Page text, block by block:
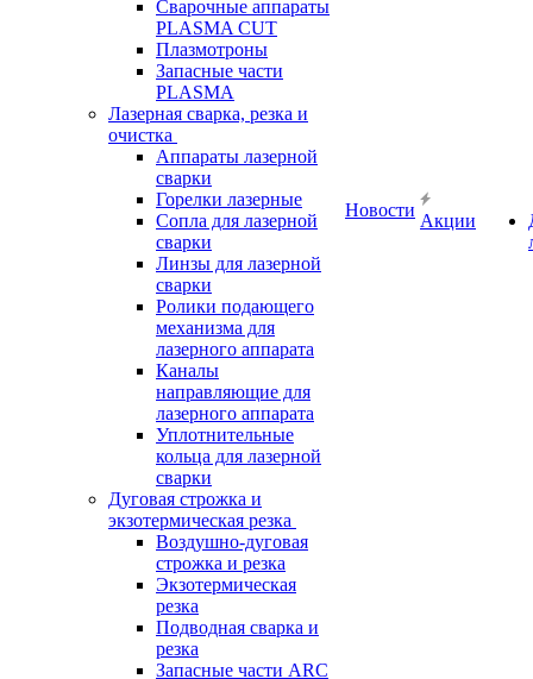
Сварочные аппараты
PLASMA CUT
Плазмотроны
Запасные части
PLASMA
Лазерная сварка, резка и
очистка
Аппараты лазерной
сварки
Горелки лазерные
Сопла для лазерной
сварки
Линзы для лазерной
сварки
Ролики подающего
механизма для
лазерного аппарата
Каналы
направляющие для
лазерного аппарата
Уплотнительные
кольца для лазерной
сварки
Дуговая строжка и
экзотермическая резка
Воздушно-дуговая
строжка и резка
Экзотермическая
резка
Подводная сварка и
резка
Запасные части ARC
Новости
Акции